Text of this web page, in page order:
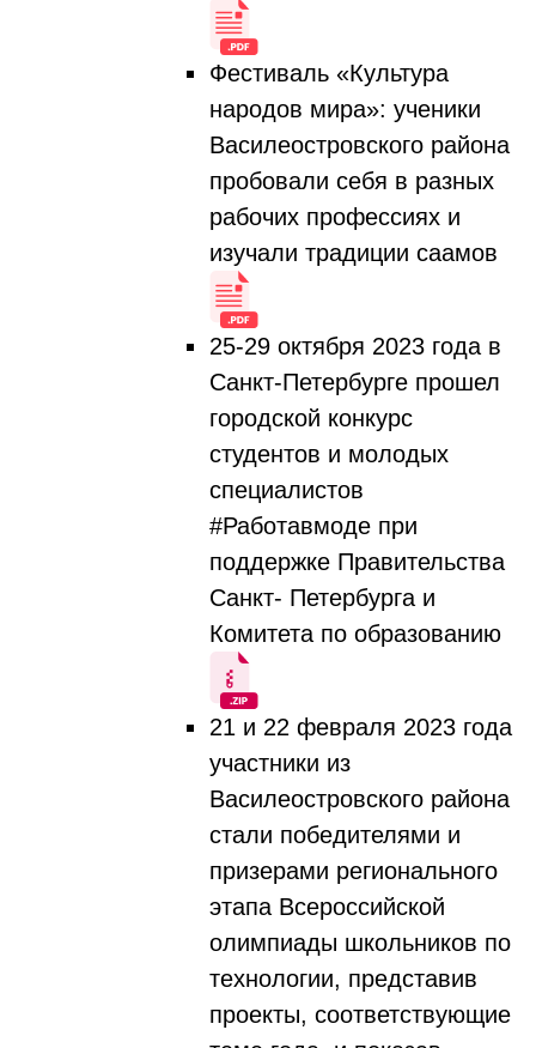
Фестиваль «Культура
народов мира»: ученики
Василеостровского района
пробовали себя в разных
рабочих профессиях и
изучали традиции саамов
25-29 октября 2023 года в
Санкт-Петербурге прошел
городской конкурс
студентов и молодых
специалистов
#Работавмоде при
поддержке Правительства
Санкт- Петербурга и
Комитета по образованию
21 и 22 февраля 2023 года
участники из
Василеостровского района
стали победителями и
призерами регионального
этапа Всероссийской
олимпиады школьников по
технологии, представив
проекты, соответствующие